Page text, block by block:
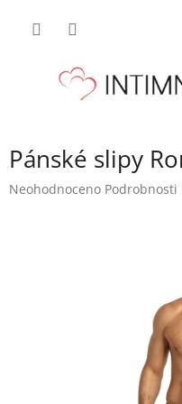
Pánské slipy
Průměrné
Neohodnoceno